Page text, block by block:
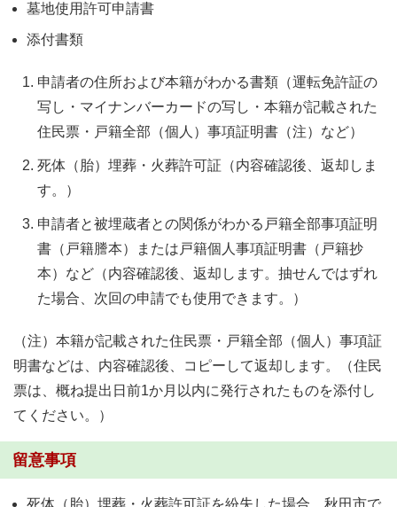
墓地使用許可申請書
添付書類
申請者の住所および本籍がわかる書類（運転免許証の
写し・マイナンバーカードの写し・本籍が記載された
住民票・戸籍全部（個人）事項証明書（注）など）
死体（胎）埋葬・火葬許可証（内容確認後、返却しま
す。）
申請者と被埋蔵者との関係がわかる戸籍全部事項証明
書（戸籍謄本）または戸籍個人事項証明書（戸籍抄
本）など（内容確認後、返却します。抽せんではずれ
た場合、次回の申請でも使用できます。）
（注）本籍が記載された住民票・戸籍全部（個人）事項証
明書などは、内容確認後、コピーして返却します。（住民
票は、概ね提出日前1か月以内に発行されたものを添付し
てください。）
留意事項
死体（胎）埋葬・火葬許可証を紛失した場合、秋田市で